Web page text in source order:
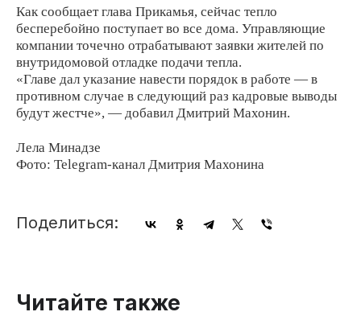
Как сообщает глава Прикамья, сейчас тепло
бесперебойно поступает во все дома. Управляющие
компании точечно отрабатывают заявки жителей по
внутридомовой отладке подачи тепла.
«Главе дал указание навести порядок в работе — в
противном случае в следующий раз кадровые выводы
будут жестче», — добавил Дмитрий Махонин.
Лела Минадзе
Фото: Telegram-канал Дмитрия Махонина
Поделиться:
Читайте также